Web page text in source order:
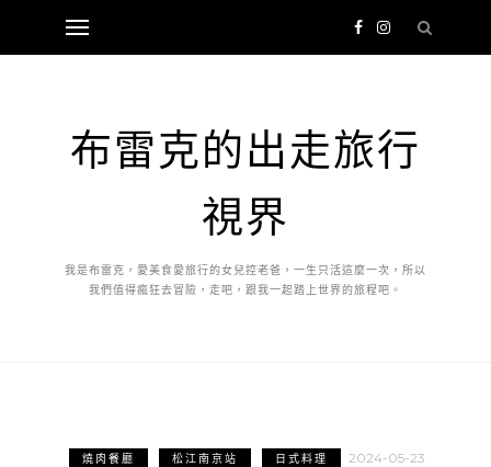
布雷克的出走旅行
視界
我是布雷克，愛美食愛旅行的女兒控老爸，一生只活這麼一次，所以
我們值得瘋狂去冒險，走吧，跟我一起踏上世界的旅程吧。
燒肉餐廳 松江南京站 日式料理 2024-05-23